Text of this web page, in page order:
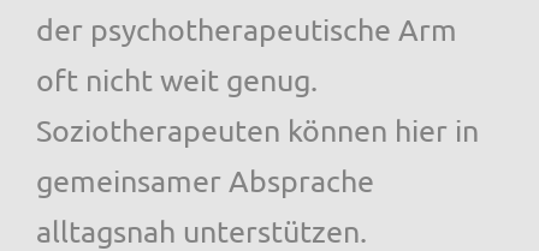
der psychotherapeutische Arm
oft nicht weit genug.
Soziotherapeuten können hier in
gemeinsamer Absprache
alltagsnah unterstützen.